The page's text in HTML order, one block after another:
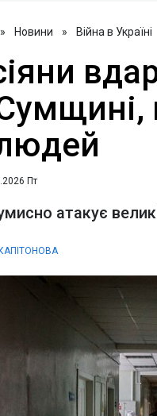
» Новини » Війна в Україні
Пт
атакує